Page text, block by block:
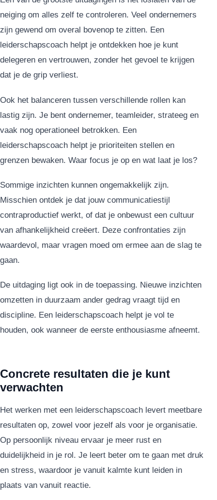
neiging om alles zelf te controleren. Veel ondernemers
zijn gewend om overal bovenop te zitten. Een
leiderschapscoach helpt je ontdekken hoe je kunt
delegeren en vertrouwen, zonder het gevoel te krijgen
dat je de grip verliest.
Ook het balanceren tussen verschillende rollen kan
lastig zijn. Je bent ondernemer, teamleider, strateeg en
vaak nog operationeel betrokken. Een
leiderschapscoach helpt je prioriteiten stellen en
grenzen bewaken. Waar focus je op en wat laat je los?
Sommige inzichten kunnen ongemakkelijk zijn.
Misschien ontdek je dat jouw communicatiestijl
contraproductief werkt, of dat je onbewust een cultuur
van afhankelijkheid creëert. Deze confrontaties zijn
waardevol, maar vragen moed om ermee aan de slag te
gaan.
De uitdaging ligt ook in de toepassing. Nieuwe inzichten
omzetten in duurzaam ander gedrag vraagt tijd en
discipline. Een leiderschapscoach helpt je vol te
houden, ook wanneer de eerste enthousiasme afneemt.
Concrete resultaten die je kunt
verwachten
Het werken met een leiderschapscoach levert meetbare
resultaten op, zowel voor jezelf als voor je organisatie.
Op persoonlijk niveau ervaar je meer rust en
duidelijkheid in je rol. Je leert beter om te gaan met druk
en stress, waardoor je vanuit kalmte kunt leiden in
plaats van vanuit reactie.